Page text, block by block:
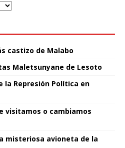
castizo de Malabo
Maletsunyane de Lesoto
la Represión Política en
visitamos o cambiamos
misteriosa avioneta de la